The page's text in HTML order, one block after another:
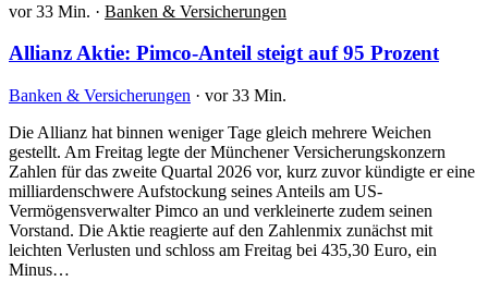
vor 33 Min. · Banken & Versicherungen
Allianz Aktie: Pimco-Anteil steigt auf 95 Prozent
Banken & Versicherungen · vor 33 Min.
Die Allianz hat binnen weniger Tage gleich mehrere Weichen
gestellt. Am Freitag legte der Münchener Versicherungskonzern
Zahlen für das zweite Quartal 2026 vor, kurz zuvor kündigte er eine
milliardenschwere Aufstockung seines Anteils am US-
Vermögensverwalter Pimco an und verkleinerte zudem seinen
Vorstand. Die Aktie reagierte auf den Zahlenmix zunächst mit
leichten Verlusten und schloss am Freitag bei 435,30 Euro, ein
Minus…